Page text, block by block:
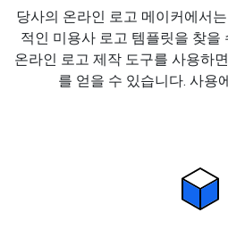
당사의 온라인 로고 메이커에서
적인 미용사 로고 템플릿을 찾을
온라인 로고 제작 도구를 사용하
를 얻을 수 있습니다. 사용